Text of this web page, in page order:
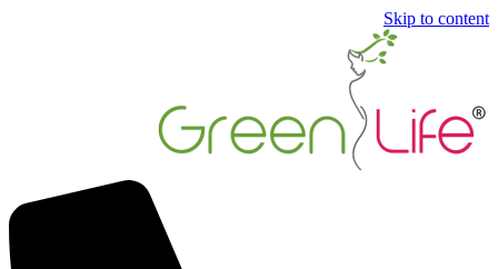
Skip to content